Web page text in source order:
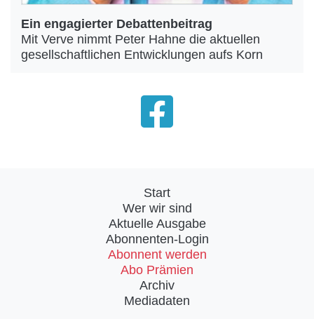
Ein engagierter Debattenbeitrag
Mit Verve nimmt Peter Hahne die aktuellen
gesellschaftlichen Entwicklungen aufs Korn
Start
Wer wir sind
Aktuelle Ausgabe
Abonnenten-Login
Abonnent werden
Abo Prämien
Archiv
Mediadaten